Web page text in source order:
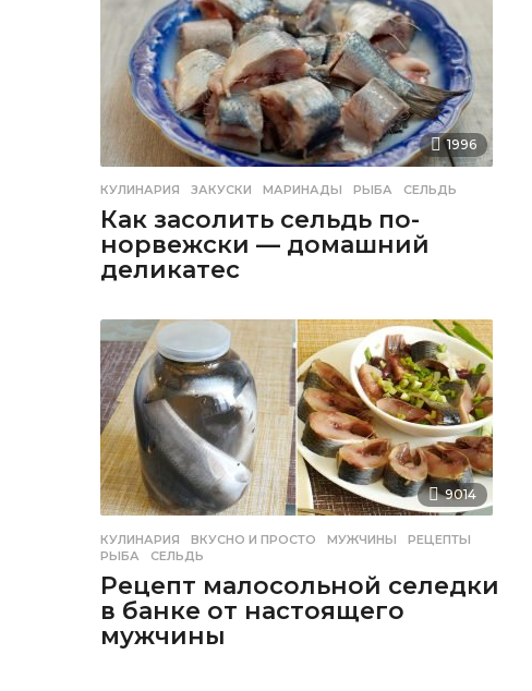
1996
КУЛИНАРИЯ ЗАКУСКИ ,МАРИНАДЫ ,РЫБА ,СЕЛЬДЬ
Как засолить сельдь по-
норвежски — домашний
деликатес
9014
КУЛИНАРИЯ ВКУСНО И ПРОСТО ,МУЖЧИНЫ ,РЕЦЕПТЫ
РЫБА
,СЕЛЬДЬ
Рецепт малосольной селедки
в банке от настоящего
мужчины